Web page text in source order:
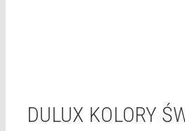
DULUX KOLORY